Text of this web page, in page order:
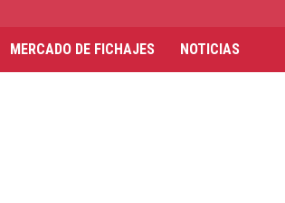
MERCADO DE FICHAJES NOTICIAS